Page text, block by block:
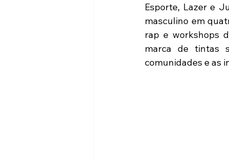
Esporte, Lazer e
masculino em
rap e workshops
marca de tintas
comunidades e as